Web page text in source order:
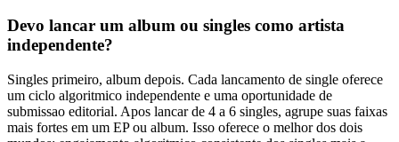
Devo lancar um album ou singles como artista
independente?
Singles primeiro, album depois. Cada lancamento de single oferece
um ciclo algoritmico independente e uma oportunidade de
submissao editorial. Apos lancar de 4 a 6 singles, agrupe suas faixas
mais fortes em um EP ou album. Isso oferece o melhor dos dois